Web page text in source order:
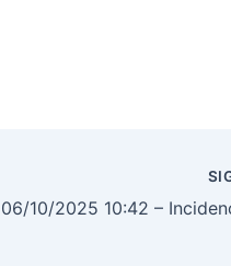
10/2025 10:42 –